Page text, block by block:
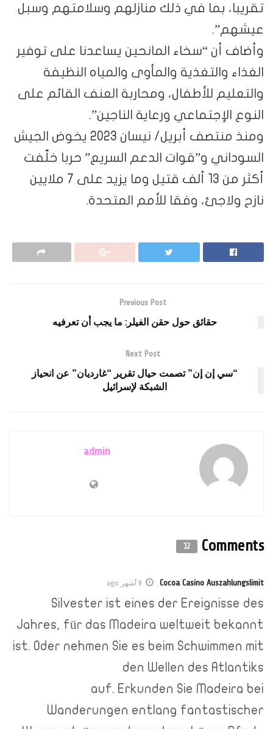
تقريبا، بما في ذلك منازلهم وسلامتهم وسبل
عيشهم”.
وأضاف أن “سخاء المانحين يساعدنا على توفير
الغذاء والتغذية والمأوى والمياه النظيفة
والتعليم للأطفال، ومحاربة العنف القائم على
النوع الإجتماعي ورعاية الناجين”.
ومنذ منتصف أبريل/ نيسان 2023 يخوض الجيش
السوداني و”قوات الدعم السريع” حربا خلّفت
أكثر من 13 ألف قتيل وما يزيد على 7 ملايين
نازح ولاجئ، وفقا للأمم المتحدة.
Previous Post
حقائق حول حقن الفيلر: ما يجب أن تعرفيه
Next Post
“سي إن إن” تصمت حيال تقرير “غارديان” عن انحياز
الشبكة لإسرائيل
admin
Comments
12
Cocoa Casino Auszahlungslimit 8 أشهر ago
Silvester ist eines der Ereignisse des
Jahres, für das Madeira weltweit bekannt
ist. Oder nehmen Sie es beim Schwimmen mit
den Wellen des Atlantiks
auf. Erkunden Sie Madeira bei
Wanderungen entlang fantastischer